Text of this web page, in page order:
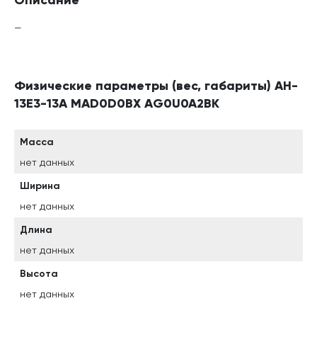
—
Физические параметры (вес, габариты) AH-
13E3-13A MAD0D0BX AG0U0A2BK
Масса
нет данных
Ширина
нет данных
Длина
нет данных
Высота
нет данных